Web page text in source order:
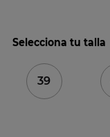
Selecciona tu talla
39